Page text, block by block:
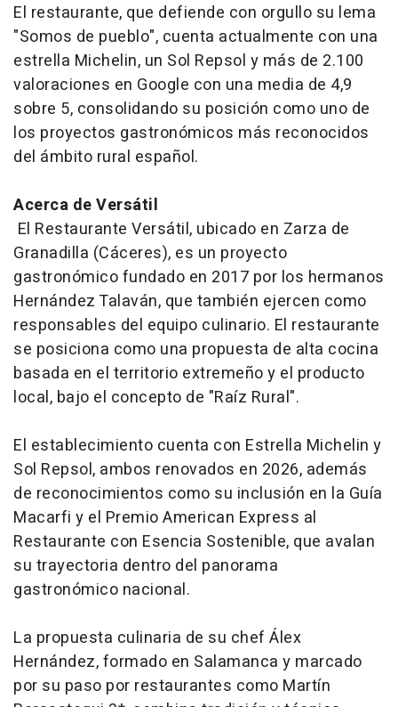
El restaurante, que defiende con orgullo su lema
"Somos de pueblo", cuenta actualmente con una
estrella Michelin, un Sol Repsol y más de 2.100
valoraciones en Google con una media de 4,9
sobre 5, consolidando su posición como uno de
los proyectos gastronómicos más reconocidos
del ámbito rural español.
Acerca de Versátil
El Restaurante Versátil, ubicado en Zarza de
Granadilla (Cáceres), es un proyecto
gastronómico fundado en 2017 por los hermanos
Hernández Talaván, que también ejercen como
responsables del equipo culinario. El restaurante
se posiciona como una propuesta de alta cocina
basada en el territorio extremeño y el producto
local, bajo el concepto de "Raíz Rural".
El establecimiento cuenta con Estrella Michelin y
Sol Repsol, ambos renovados en 2026, además
de reconocimientos como su inclusión en la Guía
Macarfi y el Premio American Express al
Restaurante con Esencia Sostenible, que avalan
su trayectoria dentro del panorama
gastronómico nacional.
La propuesta culinaria de su chef Álex
Hernández, formado en Salamanca y marcado
por su paso por restaurantes como Martín